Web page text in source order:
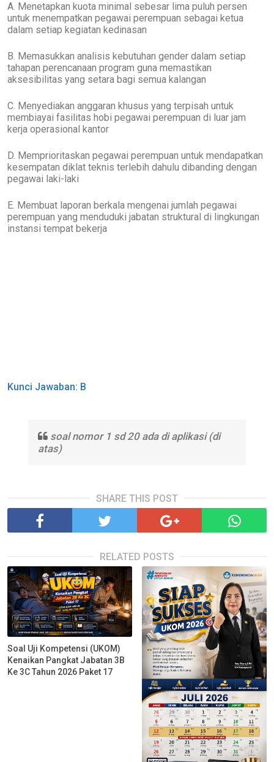
A. Menetapkan kuota minimal sebesar lima puluh persen
untuk menempatkan pegawai perempuan sebagai ketua
dalam setiap kegiatan kedinasan
B. Memasukkan analisis kebutuhan gender dalam setiap
tahapan perencanaan program guna memastikan
aksesibilitas yang setara bagi semua kalangan
C. Menyediakan anggaran khusus yang terpisah untuk
membiayai fasilitas hobi pegawai perempuan di luar jam
kerja operasional kantor
D. Memprioritaskan pegawai perempuan untuk mendapatkan
kesempatan diklat teknis terlebih dahulu dibanding dengan
pegawai laki-laki
E. Membuat laporan berkala mengenai jumlah pegawai
perempuan yang menduduki jabatan struktural di lingkungan
instansi tempat bekerja
Kunci Jawaban: B
soal nomor 1 sd 20 ada di aplikasi (di
atas)
SHARE THIS POST
RELATED POSTS
Soal Uji Kompetensi (UKOM)
Kenaikan Pangkat Jabatan 3B
Ke 3C Tahun 2026 Paket 17